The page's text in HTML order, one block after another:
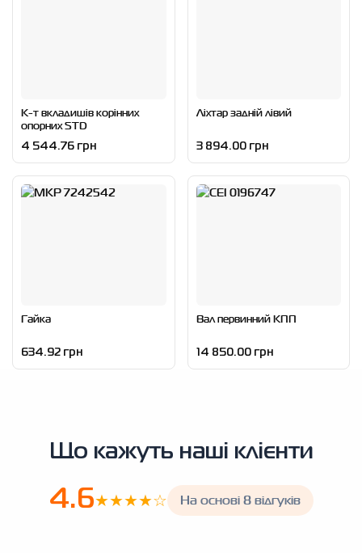
К-т вкладишів корінних
опорних STD
4 544.76 грн
Ліхтар задній лівий
3 894.00 грн
Гайка
634.92 грн
Вал первинний КПП
14 850.00 грн
Що кажуть наші клієнти
4.6★★★★☆ На основі 8 відгуків